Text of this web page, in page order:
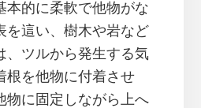
本的に柔軟で他物がな
を這い、樹木や岩など
、ツルから発生する気
根を他物に付着させ
物に固定しながら上へ